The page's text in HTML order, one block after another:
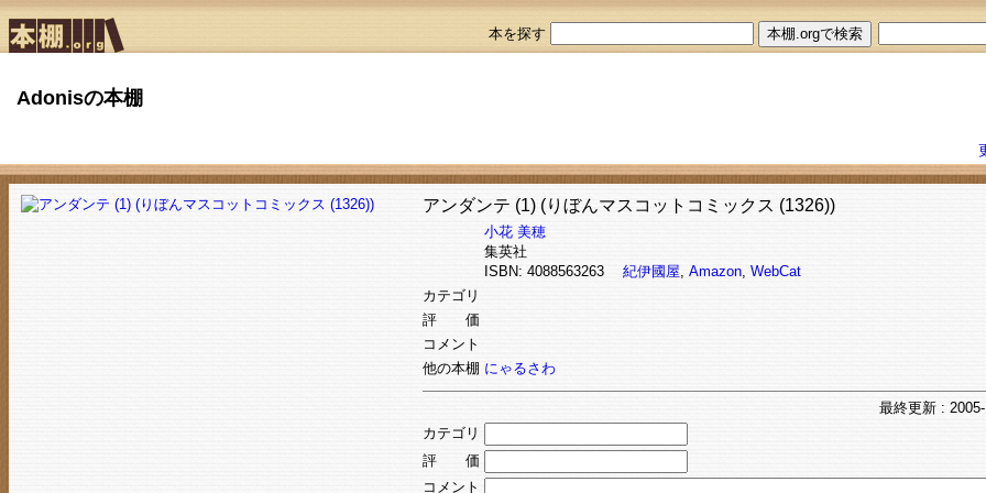
本を探す
Adonisの本棚
アンダンテ (1) (りぼんマスコットコミックス (1326))
小花 美穂
集英社
ISBN: 4088563263 紀伊國屋, Amazon, WebCat
カテゴリ
評 価
コメント
他の本棚 にゃるさわ
最終更新: 2005-
カテゴリ
評 価
コメント